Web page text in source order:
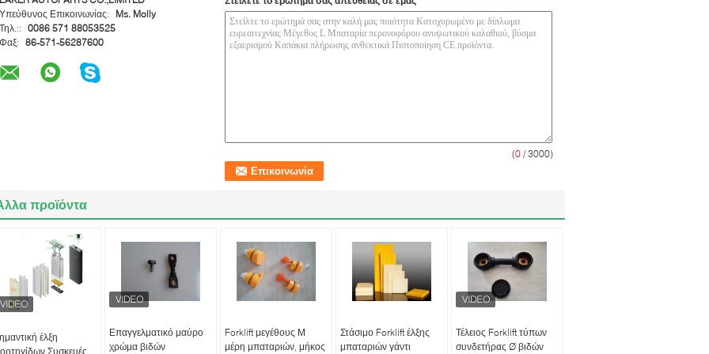
Υπεύθυνος Επικοινωνίας:
Ms. Molly
Τηλ.:: 0086 571 88053525
Φαξ: 86-571-56287600
(0 / 3000)
προϊόντα
έλξη
Συσκευές
Επαγγελματικό μαύρο
χρώμα βιδών
Forklift μεγέθους Μ
μέρη μπαταριών, μήκος
Στάσιμο Forklift έλξης
μπαταριών γάντι
Τέλειος Forklift τύπων
συνδετήρας Ø βιδών